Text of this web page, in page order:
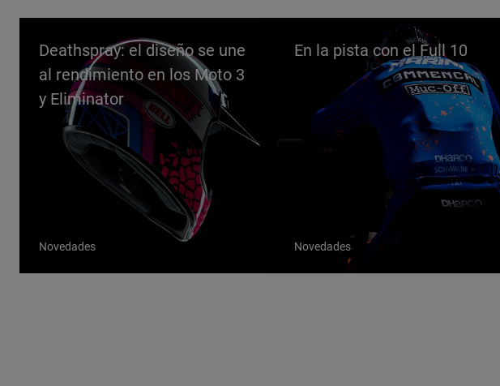
Deathspray: el diseño se une
al rendimiento en los Moto 3
y Eliminator
Novedades
En la pista con el Full 10
Novedades